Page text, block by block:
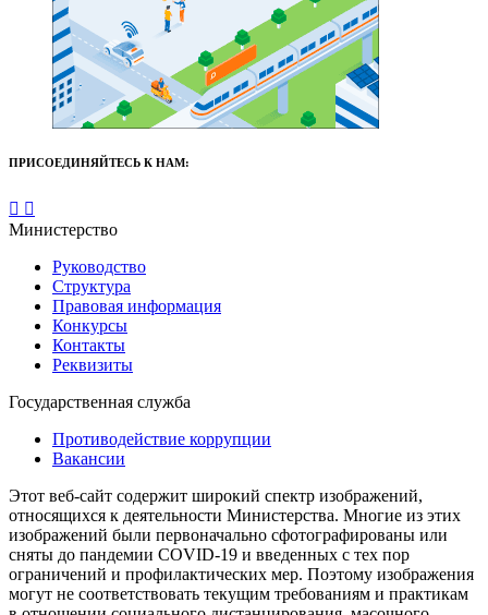
ПРИСОЕДИНЯЙТЕСЬ К НАМ:
Министерство
Руководство
Структура
Правовая информация
Конкурсы
Контакты
Реквизиты
Государственная служба
Противодействие коррупции
Вакансии
Этот веб-сайт содержит широкий спектр изображений,
относящихся к деятельности Министерства. Многие из этих
изображений были первоначально сфотографированы или
сняты до пандемии COVID-19 и введенных с тех пор
ограничений и профилактических мер. Поэтому изображения
могут не соответствовать текущим требованиям и практикам